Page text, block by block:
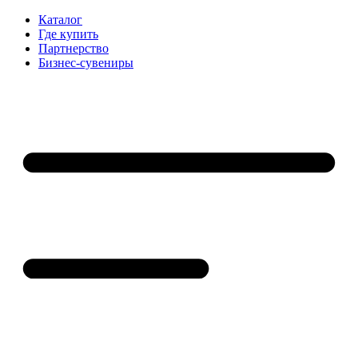
Каталог
Где купить
Партнерство
Бизнес-сувениры